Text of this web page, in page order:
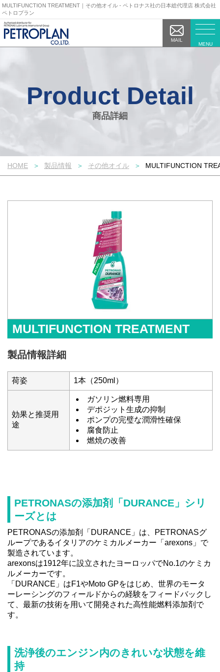
MULTIFUNCTION TREATMENT｜その他オイル - ペトロナス社の日本総代理店 株式会社
ペトロプラン
MENU
MAIL
商品詳細
HOME 製品情報 その他オイル MULTIFUNCTION
MULTIFUNCTION TREATMENT
製品情報詳細
荷姿 1本（250ml）
効果と推奨用
途
ガソリン燃料専用
デポジット生成の抑制
ポンプの完璧な潤滑性確保
腐食防止
燃焼の改善
PETRONASの添加剤「DURANCE」シリ
ーズとは
PETRONASの添加剤「DURANCE」は、PETRONASグ
ループであるイタリアのケミカルメーカー「arexons」で
製造されています。
arexonsは1912年に設立されたヨーロッパでNo.1のケミカ
ルメーカーです。
「DURANCE」はF1やMoto GPをはじめ、世界のモータ
ーレーシングのフィールドからの経験をフィードバックし
て、最新の技術を用いて開発された高性能燃料添加剤で
す。
洗浄後のエンジン内のきれいな状態を維
持